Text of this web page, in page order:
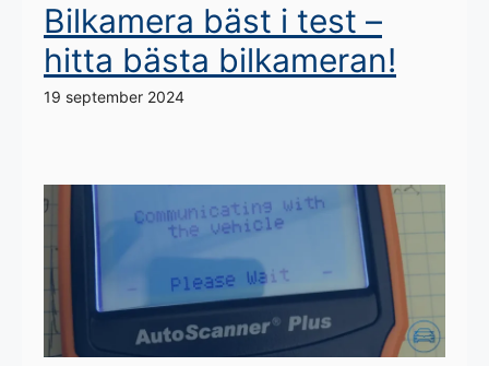
Bilkamera bäst i test –
hitta bästa bilkameran!
19 september 2024